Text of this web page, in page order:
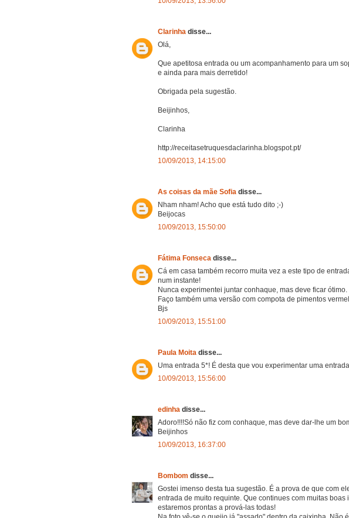
Clarinha disse...
Olá,
Que apetitosa entrada ou um acompanhamento para um
e ainda para mais derretido!
Obrigada pela sugestão.
Beijinhos,
Clarinha
http://receitasetruquesdaclarinha.blogspot.pt/
10/09/2013, 14:15:00
As coisas da mãe Sofia disse...
Nham nham! Acho que está tudo dito ;-)
Beijocas
10/09/2013, 15:50:00
Fátima Fonseca disse...
Cá em casa também recorro muita vez a este tipo de
num instante!
Nunca experimentei juntar conhaque, mas deve ficar ótimo.
Faço também uma versão com compota de pimentos
Bjs
10/09/2013, 15:51:00
Paula Moita disse...
Uma entrada 5*! É desta que vou experimentar uma
10/09/2013, 15:56:00
edinha disse...
Adoro!!!!Só não fiz com conhaque, mas deve dar-lhe um
Beijinhos
10/09/2013, 16:37:00
Bombom disse...
Gostei imenso desta tua sugestão. É a prova de que com
entrada de muito requinte. Que continues com muitas boas
estaremos prontas a prová-las todas!